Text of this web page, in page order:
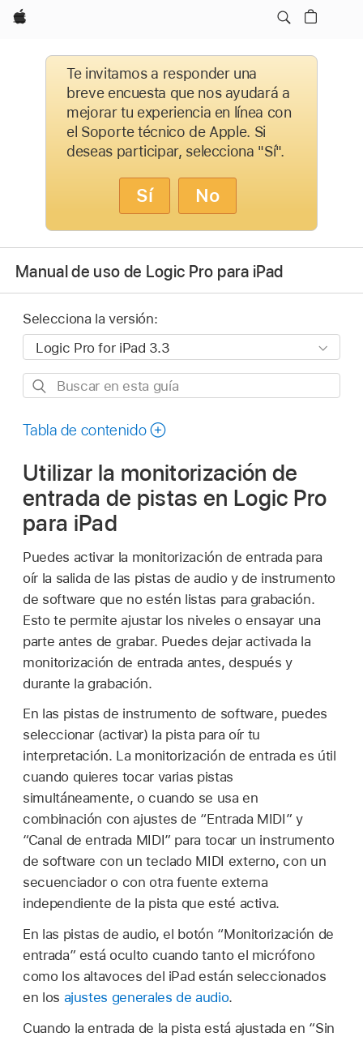
Apple
Te invitamos a responder una
breve encuesta que nos ayudará a
mejorar tu experiencia en línea con
el Soporte técnico de Apple. Si
deseas participar, selecciona "Sí".
Sí No
Manual de uso de Logic Pro para iPad
Selecciona la versión:
Buscar
esta
Tabla de contenido
Utilizar la monitorización de
entrada de pistas en Logic Pro
para iPad
Puedes activar la monitorización de entrada para
oír la salida de las pistas de audio y de instrumento
de software que no estén listas para grabación.
Esto te permite ajustar los niveles o ensayar una
parte antes de grabar. Puedes dejar activada la
monitorización de entrada antes, después y
durante la grabación.
En las pistas de instrumento de software, puedes
seleccionar (activar) la pista para oír tu
interpretación. La monitorización de entrada es útil
cuando quieres tocar varias pistas
simultáneamente, o cuando se usa en
combinación con ajustes de “Entrada MIDI” y
“Canal de entrada MIDI” para tocar un instrumento
de software con un teclado MIDI externo, con un
secuenciador o con otra fuente externa
independiente de la pista que esté activa.
En las pistas de audio, el botón “Monitorización de
entrada” está oculto cuando tanto el micrófono
como los altavoces del iPad están seleccionados
en los ajustes generales de audio.
Cuando la entrada de la pista está ajustada en “Sin